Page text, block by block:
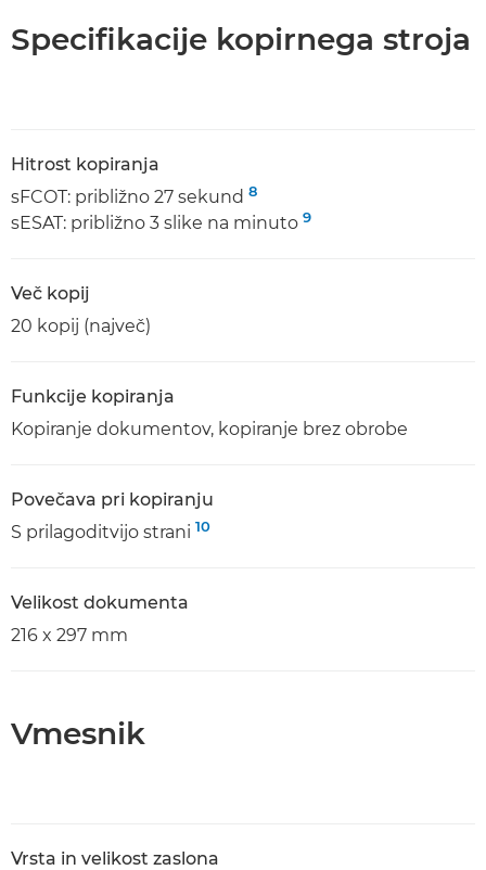
Specifikacije kopirnega stroja
Hitrost kopiranja
sFCOT: približno 27 sekund 8
sESAT: približno 3 slike na minuto 9
Več kopij
20 kopij (največ)
Funkcije kopiranja
Kopiranje dokumentov, kopiranje brez obrobe
Povečava pri kopiranju
S prilagoditvijo strani 10
Velikost dokumenta
216 x 297 mm
Vmesnik
Vrsta in velikost zaslona